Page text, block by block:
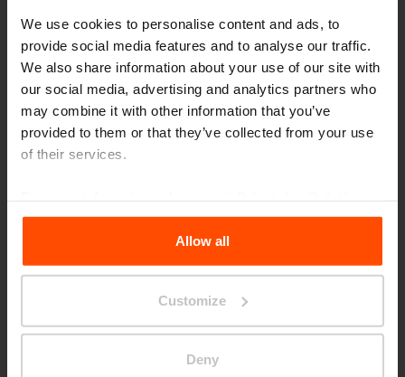
We use cookies to personalise content and ads, to
provide social media features and to analyse our traffic.
We also share information about your use of our site with
our social media, advertising and analytics partners who
may combine it with other information that you’ve
provided to them or that they’ve collected from your use
of their services.
the Processing Personal Data.
Allow all
Customize
Deny
WOODY
Scegli diversa categoria
Parklets